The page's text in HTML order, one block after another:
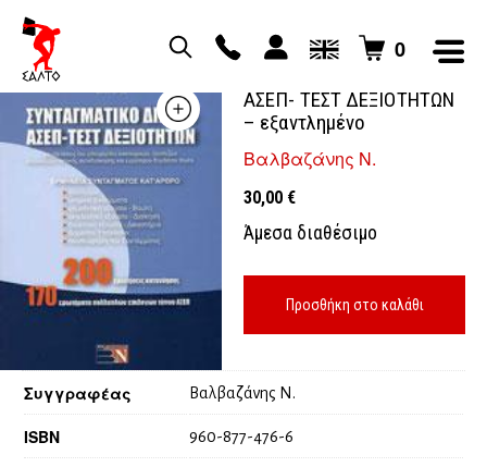
0
ΑΣΕΠ- ΤΕΣΤ ΔΕΞΙΟΤΗΤΩΝ
– εξαντλημένο
Βαλβαζάνης Ν.
30,00 €
Άμεσα διαθέσιμο
Προσθήκη στο καλάθι
Συγγραφέας Βαλβαζάνης Ν.
ISBN 960-877-476-6